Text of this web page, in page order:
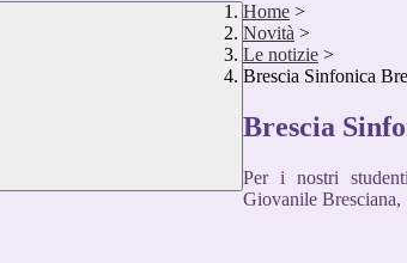
Home >
Novità >
Le notizie >
Brescia Sinfonica
Brescia
Per i nostri
Giovanile